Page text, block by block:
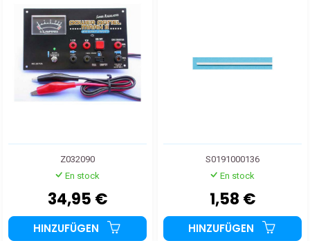
Z032090
En stock
34,95 €
HINZUFÜGEN
S0191000136
En stock
1,58 €
HINZUFÜGEN